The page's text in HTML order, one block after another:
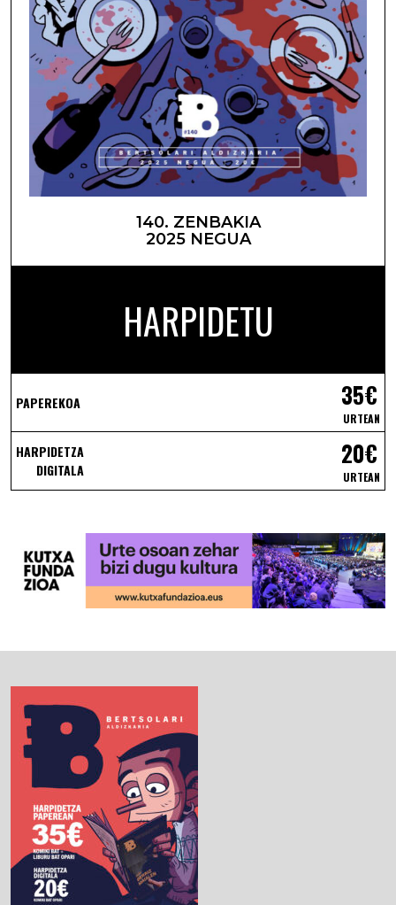
140. ZENBAKIA
2025 NEGUA
HARPIDETU
PAPEREKOA 35€
URTEAN
HARPIDETZA
DIGITALA
20€
URTEAN